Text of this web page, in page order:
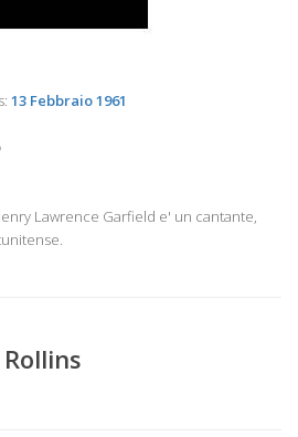
13 Febbraio 1961
Lawrence Garfield e' un cantante,